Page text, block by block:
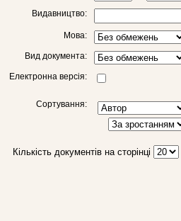
Видавництво:
Мова:
Вид документа:
Електронна версія:
Сортування:
Кількість документів на сторінці